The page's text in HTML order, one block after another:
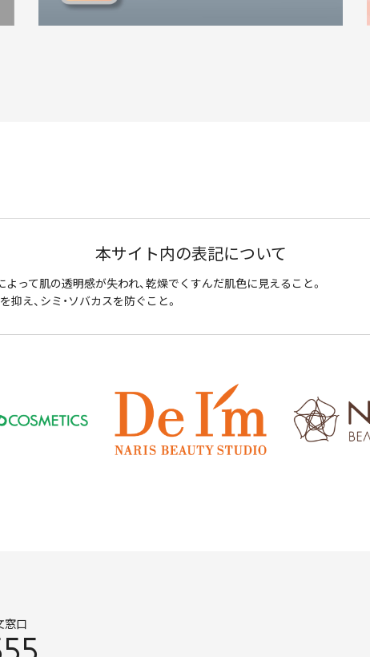
本サイト内の表記について
よって肌の透明感が失われ、乾燥でくすんだ肌色に見えること。
え、シミ・ソバカスを防ぐこと。
窓口